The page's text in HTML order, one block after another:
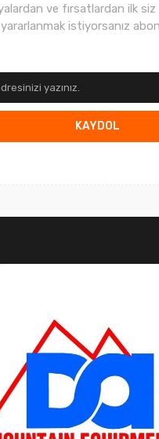
ve fırsatlardan ilk
istiyorsanız
KAYDOL